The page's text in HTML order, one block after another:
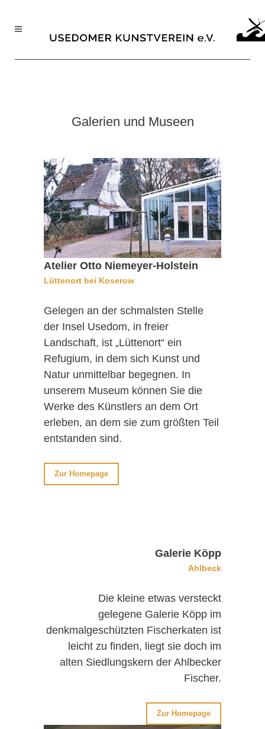
Galerien und Museen
Atelier Otto Niemeyer-Holstein
Lüttenort bei Koserow
Gelegen an der schmalsten Stelle
der Insel Usedom, in freier
Landschaft, ist „Lüttenort“ ein
Refugium, in dem sich Kunst und
Natur unmittelbar begegnen. In
unserem Museum können Sie die
Werke des Künstlers an dem Ort
erleben, an dem sie zum größten Teil
entstanden sind.
Zur Homepage
Galerie Köpp
Ahlbeck
Die kleine etwas versteckt
gelegene Galerie Köpp im
denkmalgeschützten Fischerkaten ist
leicht zu finden, liegt sie doch im
alten Siedlungskern der Ahlbecker
Fischer.
Zur Homepage